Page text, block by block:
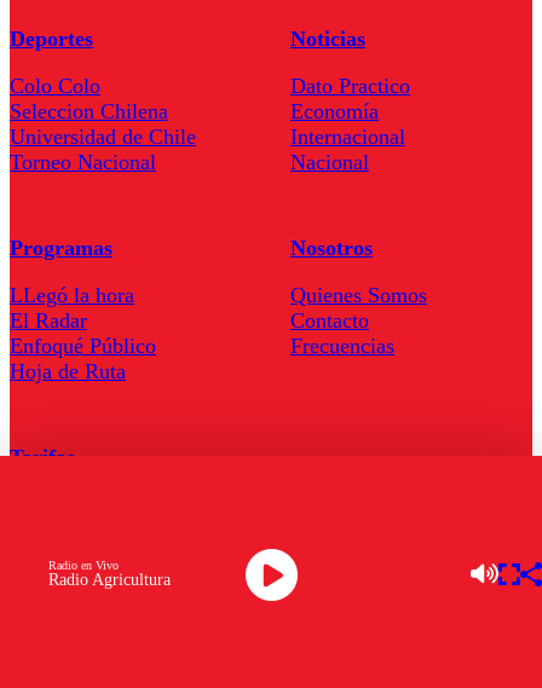
Radio Agricultura
Radio en Vivo
Deportes
Colo Colo
Seleccion Chilena
Universidad de Chile
Torneo Nacional
Noticias
Dato Practico
Economía
Internacional
Nacional
Programas
LLegó la hora
El Radar
Enfoqué Público
Hoja de Ruta
Nosotros
Quienes Somos
Contacto
Frecuencias
Tarifas